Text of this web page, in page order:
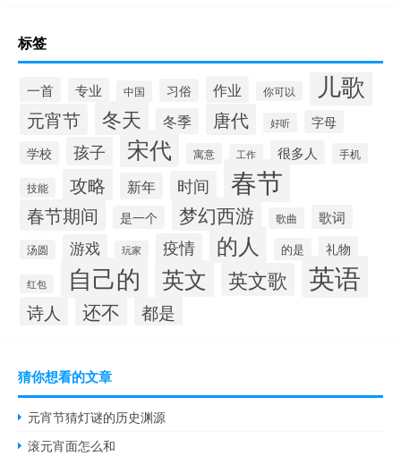
标签
一首 专业 中国 习俗 作业 你可以 儿歌
元宵节 冬天 冬季 唐代 好听
字母
学校
孩子 宋代 寓意 工作 很多人 手机
技能 攻略 新年 时间 春节
春节期间 是一个 梦幻西游 歌曲 歌词
汤圆 游戏 玩家 疫情 的人 的是 礼物
红包 自己的 英文 英文歌 英语
诗人 还不 都是
猜你想看的文章
元宵节猜灯谜的历史渊源
滚元宵面怎么和